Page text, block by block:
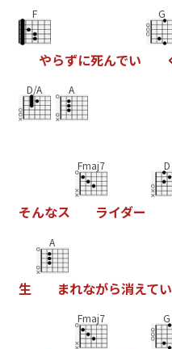
F
やらずに死んでい
G
D/A A
そんなス
Fmaj7
ライダー
D
生
A
まれながら消えてい
Fmaj7 G